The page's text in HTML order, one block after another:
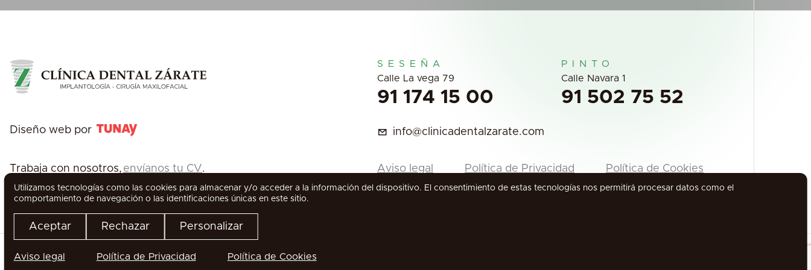
Diseño web por
Trabaja con nosotros, envíanos tu CV.
SESEÑA
Calle La vega 79
91 174 15 00
PINTO
Calle Navara 1
91 502 75 52
info@clinicadentalzarate.com
Aviso legal Política de Privacidad Política de Cookies
WhatsApp
Utilizamos tecnologías como las cookies para almacenar y/o acceder a la información del dispositivo. El consentimiento de estas tecnologías nos permitirá procesar datos como el
comportamiento de navegación o las identificaciones únicas en este sitio.
Aceptar Rechazar Personalizar
Aviso legal Política de Privacidad Política de Cookies